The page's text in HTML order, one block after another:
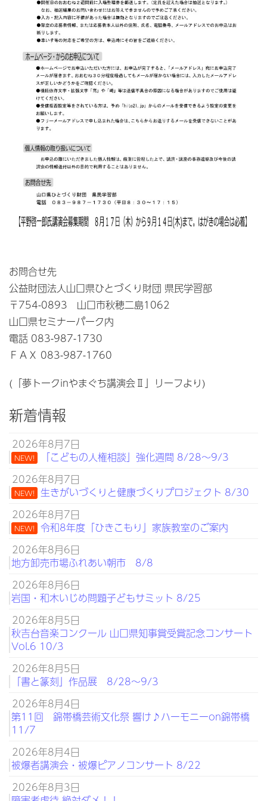
お問合せ先
公益財団法人山口県ひとづくり財団 県民学習部
〒754-0893 山口市秋穂二島1062
山口県セミナーパーク内
電話 083-987-1730
ＦＡＸ 083-987-1760
(「夢トークinやまぐち講演会Ⅱ」リーフより)
新着情報
2026年8月7日
NEW!
「こどもの人権相談」強化週間 8/28～9/3
2026年8月7日
NEW! 生きがいづくりと健康づくりプロジェクト 8/30
2026年8月7日
NEW! 令和8年度「ひきこもり」家族教室のご案内
2026年8月6日
地方卸売市場ふれあい朝市 8/8
2026年8月6日
岩国・和木いじめ問題子どもサミット 8/25
2026年8月5日
秋吉台音楽コンクール 山口県知事賞受賞記念コンサート
Vol.6 10/3
2026年8月5日
「書と篆刻」作品展 8/28～9/3
2026年8月4日
第11回 錦帯橋芸術文化祭 響け♪ハーモニーon錦帯橋
11/7
2026年8月4日
被爆者講演会・被爆ピアノコンサート 8/22
2026年8月3日